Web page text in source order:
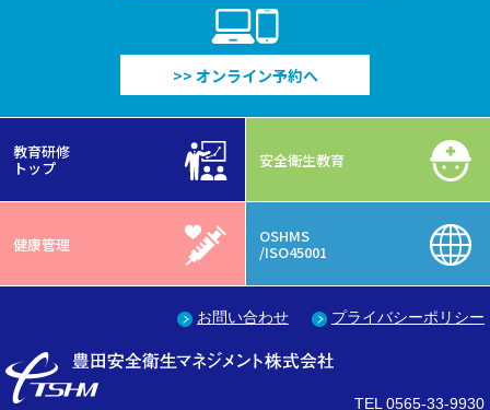
>> オンライン予約へ
教育研修
トップ 安全衛生教育
健康管理 OSHMS
/ISO45001
お問い合わせ プライバシーポリシー
TEL 0565-33-9930